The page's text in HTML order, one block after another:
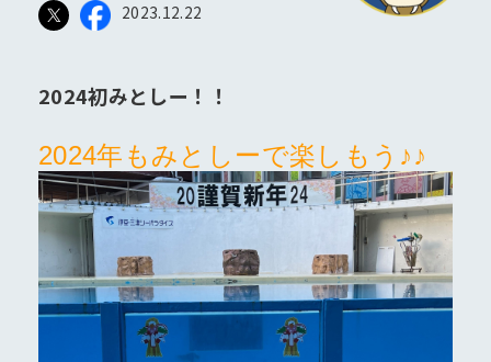
キッズコーナー
フード
アクセス
おすすめ情報一覧
館内マップ
よくある質問
2023.12.22
2024初みとしー！！
2024年もみとしーで楽しもう♪♪